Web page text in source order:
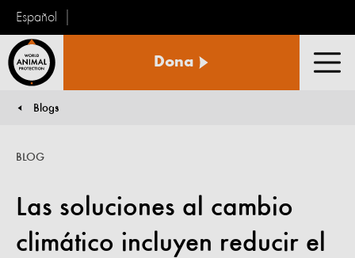
Español
Animal
Dona
You are here:
Blogs
Las soluciones al cambio
climático incluyen reducir el
BLOG